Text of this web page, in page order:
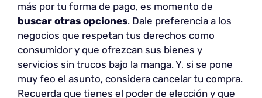
más por tu forma de pago, es momento de
buscar otras opciones. Dale preferencia a los
negocios que respetan tus derechos como
consumidor y que ofrezcan sus bienes y
servicios sin trucos bajo la manga. Y, si se pone
muy feo el asunto, considera cancelar tu compra.
Recuerda que tienes el poder de elección y que